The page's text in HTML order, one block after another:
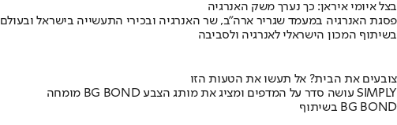
בצל איומי איראן: כך נערך משק האנרגיה
פסגת האנרגיה במעמד שגריר ארה"ב, שר האנרגיה ובכירי התעשייה בישראל ובעולם
בשיתוף המכון הישראלי לאנרגיה ולסביבה
צובעים את הבית? אל תעשו את הטעות הזו
מומחה BG BOND עושה סדר על המדפים ומציג את מותג הצבע SIMPLY
בשיתוף BG BOND